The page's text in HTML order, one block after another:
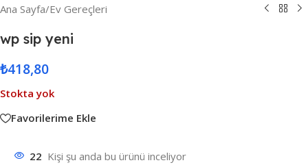
Ana Sayfa/Ev Gereçleri
wp sip yeni
₺418,80
Stokta yok
Favorilerime Ekle
22 Kişi şu anda bu ürünü inceliyor